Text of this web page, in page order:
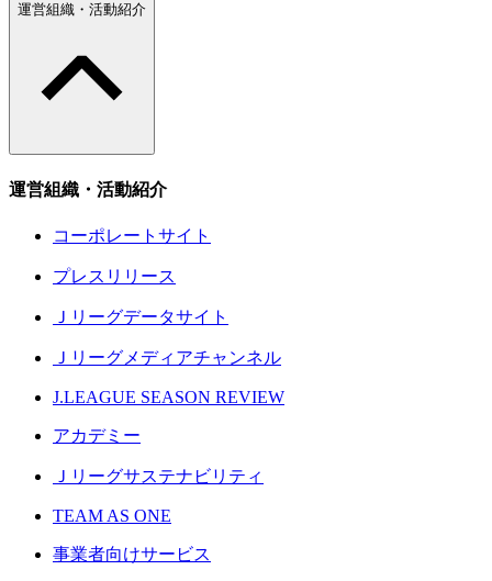
運営組織・活動紹介
運営組織・活動紹介
コーポレートサイト
プレスリリース
Ｊリーグデータサイト
Ｊリーグメディアチャンネル
J.LEAGUE SEASON REVIEW
アカデミー
Ｊリーグサステナビリティ
TEAM AS ONE
事業者向けサービス